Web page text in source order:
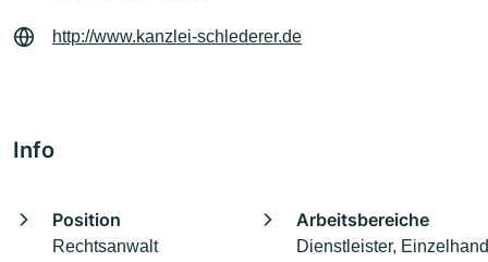
http://www.kanzlei-schlederer.de
Info
Position
Rechtsanwalt
Arbeitsbereiche
Dienstleister,